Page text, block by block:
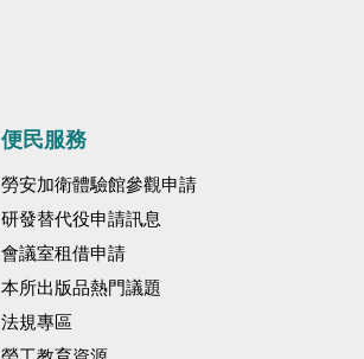
便民服務
勞安加衛體驗館參觀申請
研發替代役申請訊息
會議室租借申請
本所出版品熱門議題
法規專區